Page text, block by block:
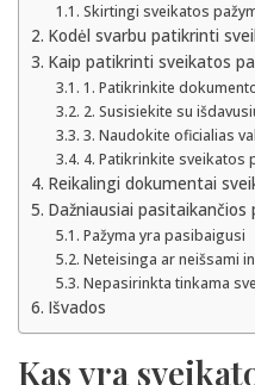
Skirtingi sveikatos
Kodėl svarbu patikrinti
Kaip patikrinti sveikatos
1. Patikrinkite
2. Susisiekite su
3. Naudokite oficialias
4. Patikrinkite sveikatos
Reikalingi dokumentai
Dažniausiai
Pažyma yra pasibaigusi
Neteisinga ar neišsami
Nepasirinkta tinkama
Išvados
Kas yra